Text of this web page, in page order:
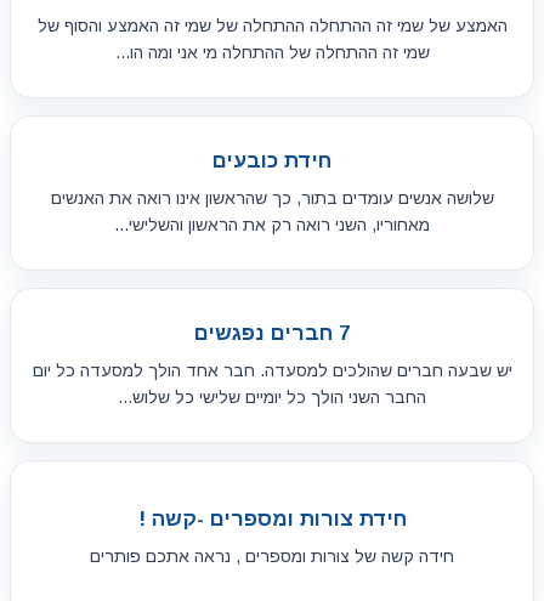
האמצע של שמי זה ההתחלה ההתחלה של שמי זה האמצע והסוף של
שמי זה ההתחלה של ההתחלה מי אני ומה הו...
חידת כובעים
שלושה אנשים עומדים בתור, כך שהראשון אינו רואה את האנשים
מאחוריו, השני רואה רק את הראשון והשלישי...
7 חברים נפגשים
יש שבעה חברים שהולכים למסעדה. חבר אחד הולך למסעדה כל יום
החבר השני הולך כל יומיים שלישי כל שלוש...
חידת צורות ומספרים -קשה !
חידה קשה של צורות ומספרים , נראה אתכם פותרים